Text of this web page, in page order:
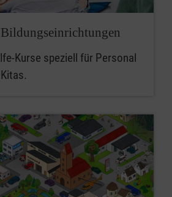
Kurse speziell für Personal